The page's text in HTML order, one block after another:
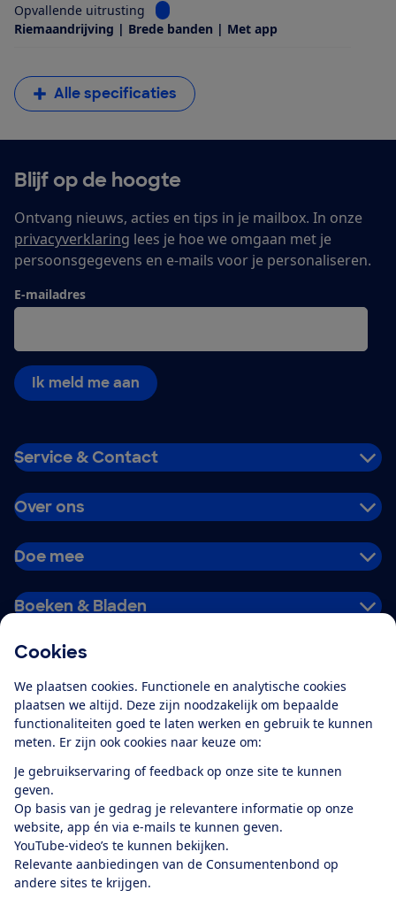
Cookies
We plaatsen cookies. Functionele en analytische cookies
plaatsen we altijd. Deze zijn noodzakelijk om bepaalde
functionaliteiten goed te laten werken en gebruik te kunnen
meten. Er zijn ook cookies naar keuze om:
Je gebruikservaring of feedback op onze site te kunnen
geven.
Op basis van je gedrag je relevantere informatie op onze
website, app én via e-mails te kunnen geven.
YouTube-video’s te kunnen bekijken.
Relevante aanbiedingen van de Consumentenbond op
andere sites te krijgen.
Opvallende uitrusting
Bekijk informatie voor Opvallende
Riemaandrijving | Brede banden | Met app
Alle specificaties
Blijf op de hoogte
Ontvang nieuws, acties en tips in je mailbox. In onze
privacyverklaring lees je hoe we omgaan met je
persoonsgegevens en e-mails voor je personaliseren.
E-mailadres
Ik meld me aan
Service & Contact
Over ons
Doe mee
Boeken & Bladen
Alles over de
app
Algemene Voorwaarden
Privacyverklaring
Cookiebeleid
Privacyvoorkeuren
Toegankelijkheid